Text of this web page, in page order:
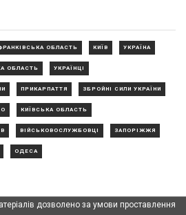
ОБЛАСТЬ КИЇВ УКРАЇНА
ОБЛАСТЬ УКРАЇНЦІ
ПРИКАРПАТТЯ ЗБРОЙНІ СИЛИ УКРАЇНИ
КИЇВСЬКА ОБЛАСТЬ
ВІЙСЬКОВОСЛУЖБОВЦІ ЗАПОРІЖЖЯ
ОДЕСА
дозволено за умови проставлення